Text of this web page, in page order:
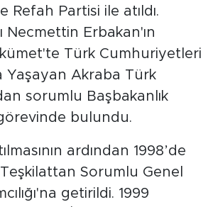
Refah Partisi ile atıldı.
Necmettin Erbakan'ın
Türk Cumhuriyetleri
Yaşayan Akraba Türk
sorumlu Başbakanlık
görevinde bulundu.
ardından 1998’de
Sorumlu Genel
getirildi. 1999